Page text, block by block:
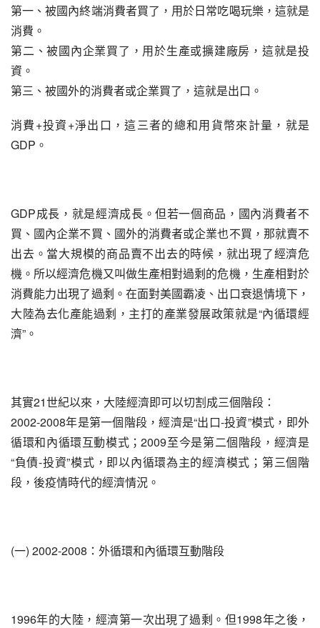
第一、被國內終端消費者買了，用於日常吃喝玩樂，這就是
消費。
第二、被國內企業買了，用於生產或擴建廠房，這就是投
資。
第三、被國外的消費者或企業買了，這就是出口。
消費+投資+淨出口，這三者的總和用貨幣來計量，就是
GDP。
GDP成長，就是經濟成長。但若一個商品，國內消費者不
買、國內企業不買、國外的消費者或企業也不買，那就賣不
出去。當大規模的商品賣不出去的時候，就出現了經濟危
機。所以經濟危機又叫做生產相對過剩的危機，生產相對於
消費能力出現了過剩。在面對美國霸凌、出口衰退情境下，
大陸為去化產能過剩，主打的產業發展政策就是“內循環經
濟”。
其實21世紀以來，大陸經濟即可以切割成三個階段：
2002-2008年是第一個階段，經濟是“出口-投資”模式，即外
循環和內循環互動模式；2009至今是第二個階段，經濟是
“負債-投資”模式，即以內循環為主的經濟模式；第三個階
段，後疫情時代的經濟情況。
(一) 2002-2008：外循環和內循環互動階段
1996年的大陸，經濟第一次出現了過剩。但1998年之後，